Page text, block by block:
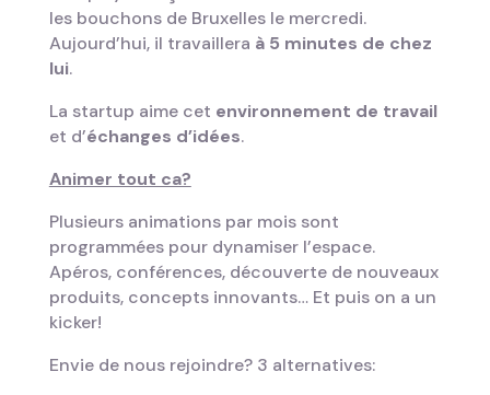
les bouchons de Bruxelles le mercredi.
Aujourd’hui, il travaillera à 5 minutes de chez
lui.
La startup aime cet environnement de travail
et d’échanges d’idées.
Animer tout ca?
Plusieurs animations par mois sont
programmées pour dynamiser l’espace.
Apéros, conférences, découverte de nouveaux
produits, concepts innovants… Et puis on a un
kicker!
Envie de nous rejoindre? 3 alternatives: